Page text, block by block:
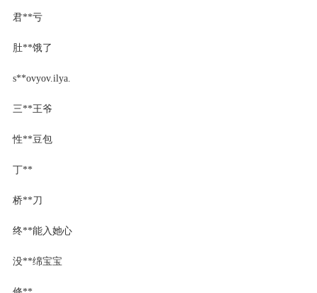
君**亏
肚**饿了
s**ovyov.ilya.
三**王爷
性**豆包
丁**
桥**刀
终**能入她心
没**绵宝宝